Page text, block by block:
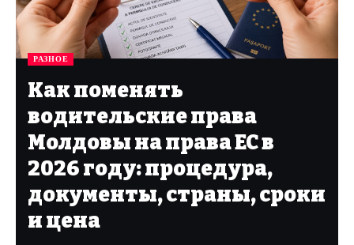
РАЗНОЕ
Как поменять
водительские права
Молдовы на права ЕС в
2026 году: процедура,
документы, страны, сроки
и цена